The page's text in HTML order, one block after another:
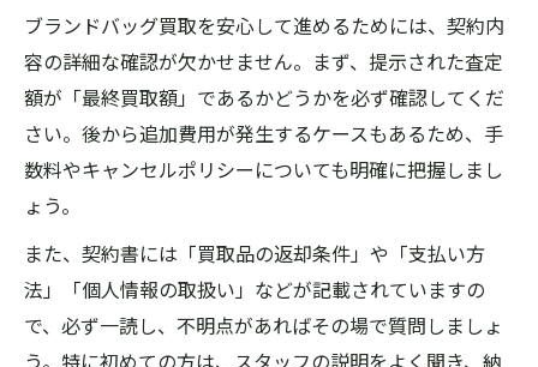
ブランドバッグ買取を安心して進めるためには、契約内
容の詳細な確認が欠かせません。まず、提示された査定
額が「最終買取額」であるかどうかを必ず確認してくだ
さい。後から追加費用が発生するケースもあるため、手
数料やキャンセルポリシーについても明確に把握しまし
ょう。
また、契約書には「買取品の返却条件」や「支払い方
法」「個人情報の取扱い」などが記載されていますの
で、必ず一読し、不明点があればその場で質問しましょ
う。特に初めての方は、スタッフの説明をよく聞き、納